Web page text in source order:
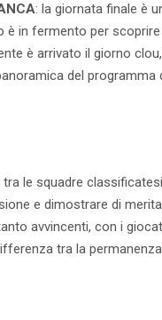
: la giornata finale è
è in fermento per
è arrivato il giorno
del
le squadre
e dimostrare di
avvincenti, con i
tra la